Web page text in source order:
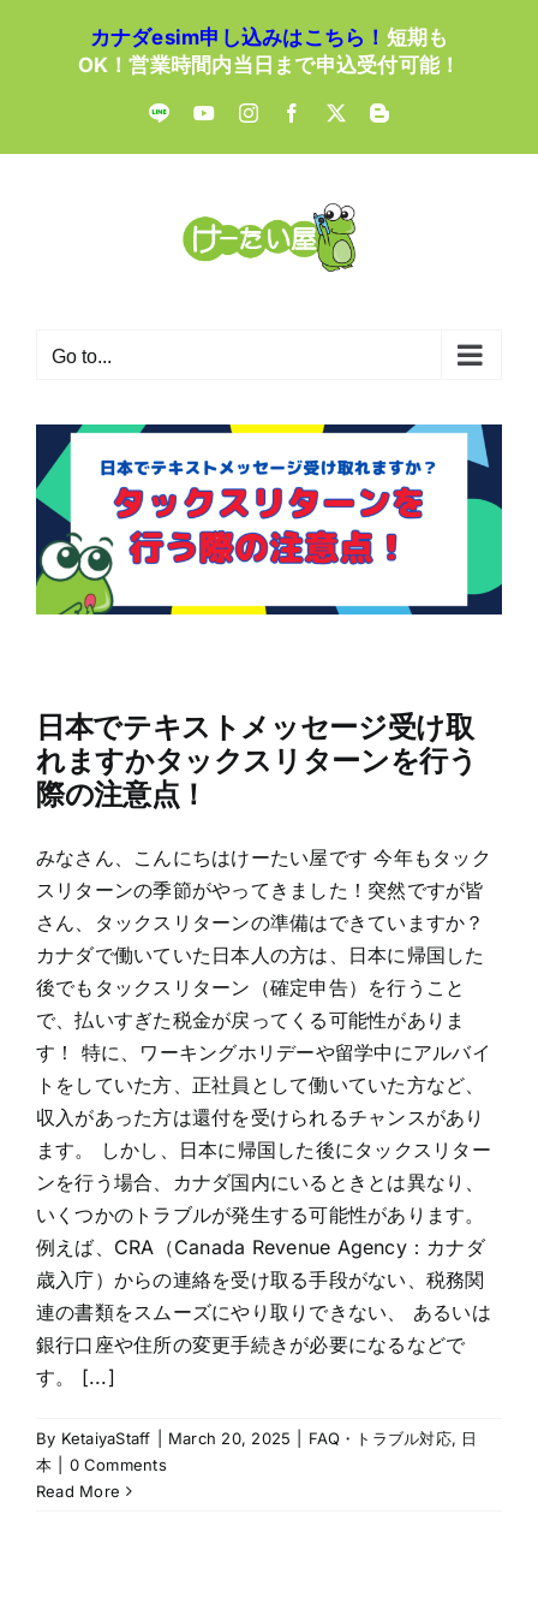
カナダesim申し込みはこちら！ 短期も
OK！営業時間内当日まで申込受付可能！
LINE YouTubeInstagramFacebook
X Blogger
Go to...
日本でテキストメッセージ受け取
れますかタックスリターンを行う
際の注意点！
みなさん、こんにちはけーたい屋です 今年もタック
スリターンの季節がやってきました！突然ですが皆
さん、タックスリターンの準備はできていますか？
カナダで働いていた日本人の方は、日本に帰国した
後でもタックスリターン（確定申告）を行うこと
で、払いすぎた税金が戻ってくる可能性がありま
す！ 特に、ワーキングホリデーや留学中にアルバイ
トをしていた方、正社員として働いていた方など、
収入があった方は還付を受けられるチャンスがあり
ます。 しかし、日本に帰国した後にタックスリター
ンを行う場合、カナダ国内にいるときとは異なり、
いくつかのトラブルが発生する可能性があります。
例えば、CRA（Canada Revenue Agency：カナダ
歳入庁）からの連絡を受け取る手段がない、税務関
連の書類をスムーズにやり取りできない、 あるいは
銀行口座や住所の変更手続きが必要になるなどで
す。 [...]
By KetaiyaStaff March 20, 2025 FAQ・トラブル対応, 日
本
0 Comments
Read More